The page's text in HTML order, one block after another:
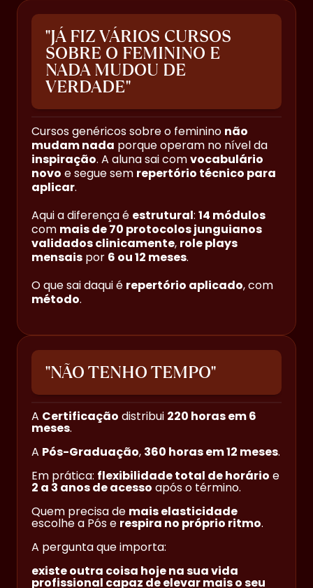
"NÃO TENHO TEMPO"
A Certificação distribui 220 horas em 6
meses.
A Pós-Graduação, 360 horas em 12 meses.
Em prática: flexibilidade total de horário e
2 a 3 anos de acesso após o término.
Quem precisa de mais elasticidade
escolhe a Pós e respira no próprio ritmo.
A pergunta que importa:
existe outra coisa hoje na sua vida
profissional capaz de elevar mais o seu
"JÁ FIZ VÁRIOS CURSOS
SOBRE O FEMININO E
NADA MUDOU DE
VERDADE"
Cursos genéricos sobre o feminino não
mudam nada porque operam no nível da
inspiração. A aluna sai comvocabulário
novo e segue sem repertório técnico para
aplicar.
Aqui a diferença é estrutural:14 módulos
com mais de 70 protocolos junguianos
validados clinicamente, role plays
mensais por 6 ou 12 meses.
O que sai daqui é repertório aplicado, com
método.